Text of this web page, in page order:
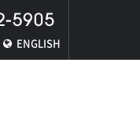
ENGLISH